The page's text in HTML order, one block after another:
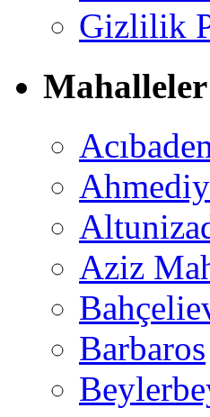
Gizlilik
Mahalleler
Aziz
Barbaros